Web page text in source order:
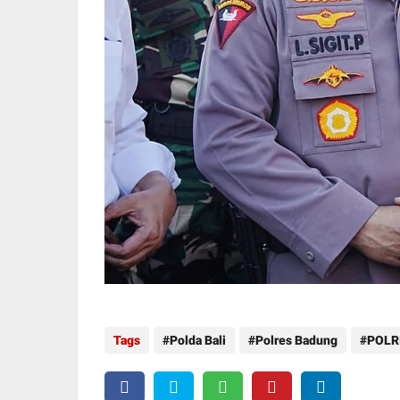
Tags Polda Bali Polres Badung